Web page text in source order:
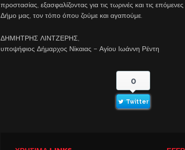
προστασίας, εξασφαλίζοντας για τις τωρινές και τις
Δήμο μας, τον τόπο όπου ζούμε και αγαπούμε.
ΔΗΜΗΤΡΗΣ ΛΙΝΤΖΕΡΗΣ,
υποψήφιος Δήμαρχος Νίκαιας – Αγίου Ιωάννη Ρέντη
0
Twitter